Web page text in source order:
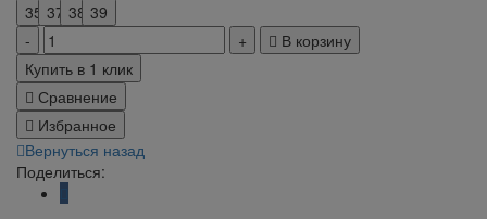
35 37 38 39
В корзину
Купить в 1 клик
Сравнение
Избранное
Вернуться назад
Поделиться: